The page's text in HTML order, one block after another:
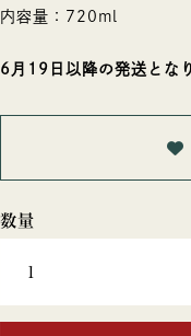
内容量：720ml
6月19日以降の発送とな